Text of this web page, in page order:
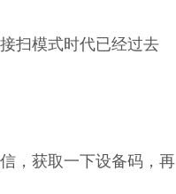
扫模式时代已经过去
，获取一下设备码，再